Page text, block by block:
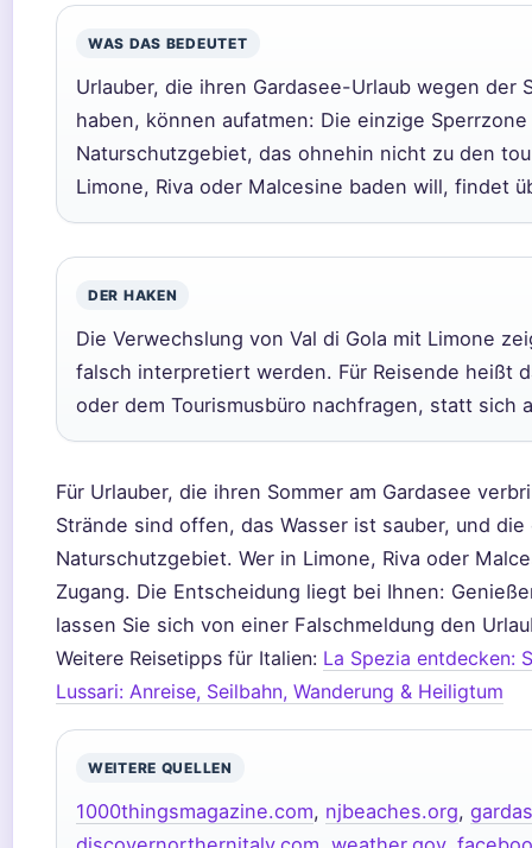
WAS DAS BEDEUTET
Urlauber, die ihren Gardasee-Urlaub wegen der
haben, können aufatmen: Die einzige
Naturschutzgebiet, das ohnehin nicht zu den
Limone, Riva oder Malcesine baden will, findet
DER HAKEN
Die Verwechslung von Val di Gola mit Limone
falsch interpretiert werden. Für Reisende heißt
oder dem Tourismusbüro nachfragen, statt sich
Für Urlauber, die ihren Sommer am Gardasee
Strände sind offen, das Wasser ist sauber, und
Naturschutzgebiet. Wer in Limone, Riva oder
Zugang. Die Entscheidung liegt bei Ihnen:
lassen Sie sich von einer Falschmeldung den
Weitere Reisetipps für Italien: La Spezia entdecken:
Lussari: Anreise, Seilbahn, Wanderung & Heiligtum
WEITERE QUELLEN
1000thingsmagazine.com, njbeaches.org,